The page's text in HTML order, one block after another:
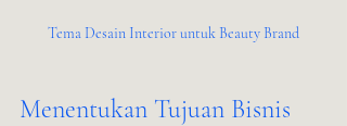
Tema Desain Interior untuk Beauty Brand
Menentukan Tujuan Bisnis